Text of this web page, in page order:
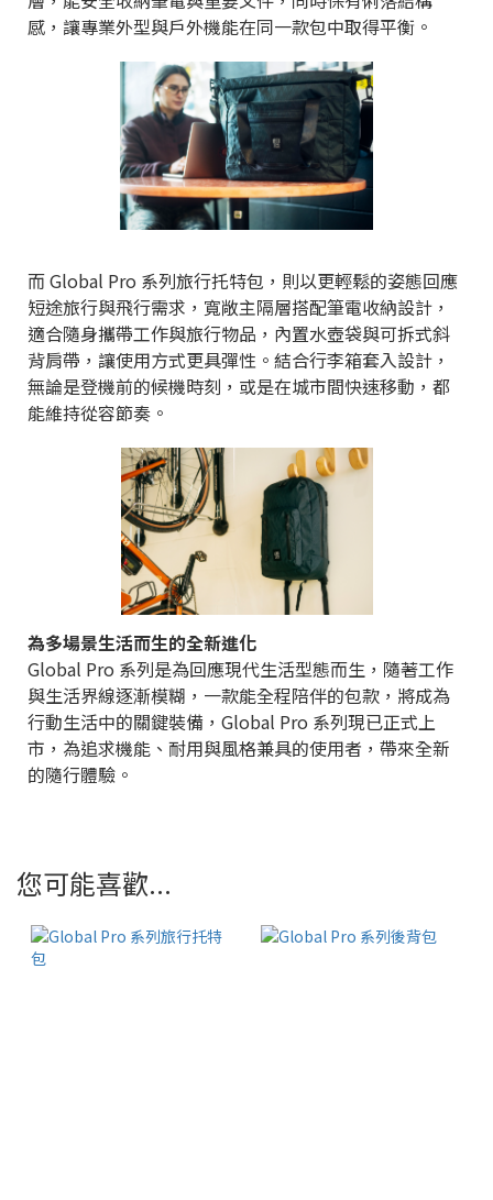
感，讓專業外型與戶外機能在同一款包中取得平衡。
而 Global Pro 系列旅行托特包，則以更輕鬆的姿態回應
短途旅行與飛行需求，寬敞主隔層搭配筆電收納設計，
適合隨身攜帶工作與旅行物品，內置水壺袋與可拆式斜
背肩帶，讓使用方式更具彈性。結合行李箱套入設計，
無論是登機前的候機時刻，或是在城市間快速移動，都
能維持從容節奏。
為多場景生活而生的全新進化
Global Pro 系列是為回應現代生活型態而生，隨著工作
與生活界線逐漸模糊，一款能全程陪伴的包款，將成為
行動生活中的關鍵裝備，Global Pro 系列現已正式上
市，為追求機能、耐用與風格兼具的使用者，帶來全新
的隨行體驗。
您可能喜歡...